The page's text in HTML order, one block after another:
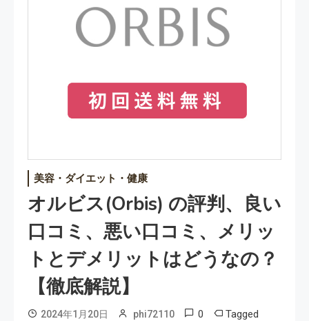
美容・ダイエット・健康
オルビス(orbis) の評判、良い
口コミ、悪い口コミ、メリッ
トとデメリットはどうなの？
【徹底解説】
2024年1月20日 phi72110 0 Tagged